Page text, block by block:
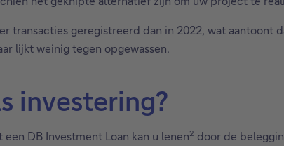
geregistreerd dan in 2022, wat aantoont
lijkt weinig tegen opgewassen.
investering?
DB Investment Loan kan u lenen2 door de